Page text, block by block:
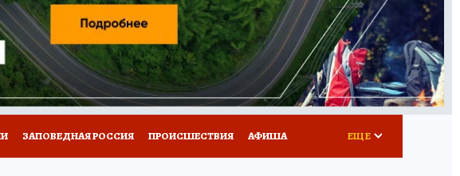
ЗАПОВЕДНАЯ РОССИЯ ПРОИСШЕСТВИЯ АФИША ЕЩЕ